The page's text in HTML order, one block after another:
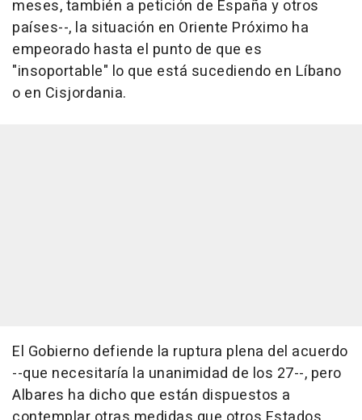
meses, también a petición de España y otros
países--, la situación en Oriente Próximo ha
empeorado hasta el punto de que es
"insoportable" lo que está sucediendo en Líbano
o en Cisjordania.
El Gobierno defiende la ruptura plena del acuerdo
--que necesitaría la unanimidad de los 27--, pero
Albares ha dicho que están dispuestos a